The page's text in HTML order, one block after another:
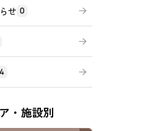
、リハビリを受けたい
ッド等）を利用したい
せ 0
・施設別